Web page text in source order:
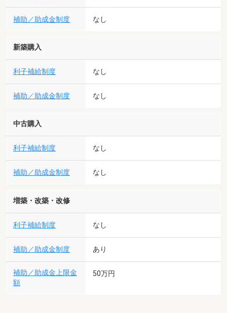
補助／助成金制度 なし
新築購入
利子補給制度 なし
補助／助成金制度 なし
中古購入
利子補給制度 なし
補助／助成金制度 なし
増築・改築・改修
利子補給制度 なし
補助／助成金制度 あり
補助／助成金上限金
額
50万円